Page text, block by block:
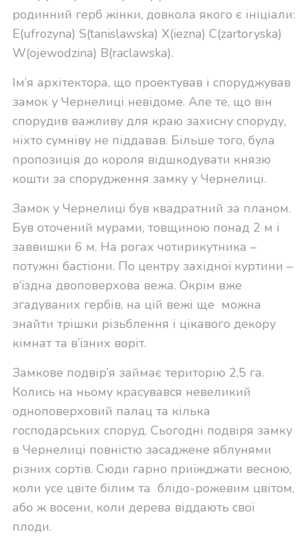
родинний герб жінки, довкола якого є ініціали:
E(ufrozyna) S(tanislawska) X(iezna) C(zartoryska)
W(ojewodzina) B(raclawska).
Ім’я архітектора, що проектував і споруджував
замок у Чернелиці невідоме. Але те, що він
спорудив важливу для краю захисну споруду,
ніхто сумніву не піддавав. Більше того, була
пропозиція до короля відшкодувати князю
кошти за спорудження замку у Чернелиці.
Замок у Чернелиці був квадратний за планом.
Був оточений мурами, товщиною понад 2 м і
заввишки 6 м. На рогах чотирикутника –
потужні бастіони. По центру західної куртини –
в‘їздна двоповерхова вежа. Окрім вже
згадуваних гербів, на цій вежі ще можна
знайти трішки різьблення і цікавого декору
кімнат та в’їзних воріт.
Замкове подвір’я займає територію 2,5 га.
Колись на ньому красувався невеликий
одноповерховий палац та кілька
господарських споруд. Сьогодні подвіря замку
в Чернелиці повністю засаджене яблунями
різних сортів. Сюди гарно приїжджати весною,
коли усе цвіте білим та блідо-рожевим цвітом,
або ж восени, коли дерева віддають свої
плоди.